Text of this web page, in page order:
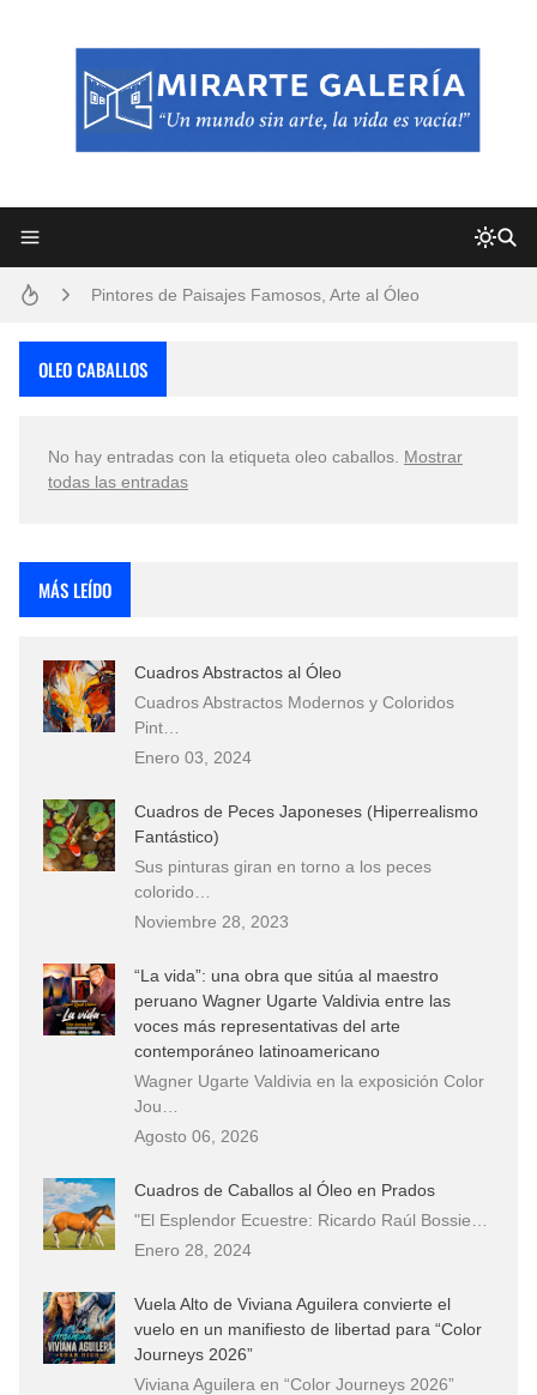
Pintores de Paisajes Famosos, Arte al Óleo
Que significan los cuadros de negras africanas?
El mundo del arte en pintura surrealista
OLEO CABALLOS
No hay entradas con la etiqueta oleo caballos Mostrar
todas las entradas
MÁS LEÍDO
Cuadros Abstractos al Óleo
Cuadros Abstractos Modernos y Coloridos
Pint…
Enero 03, 2024
Cuadros de Peces Japoneses (Hiperrealismo
Fantástico)
Sus pinturas giran en torno a los peces
colorido…
Noviembre 28, 2023
“La vida”: una obra que sitúa al maestro
peruano Wagner Ugarte Valdivia entre las
voces más representativas del arte
contemporáneo latinoamericano
Wagner Ugarte Valdivia en la exposición Color
Jou…
Agosto 06, 2026
Cuadros de Caballos al Óleo en Prados
"El Esplendor Ecuestre: Ricardo Raúl Bossie…
Enero 28, 2024
Vuela Alto de Viviana Aguilera convierte el
vuelo en un manifiesto de libertad para “Color
Journeys 2026”
Viviana Aguilera en “Color Journeys 2026”